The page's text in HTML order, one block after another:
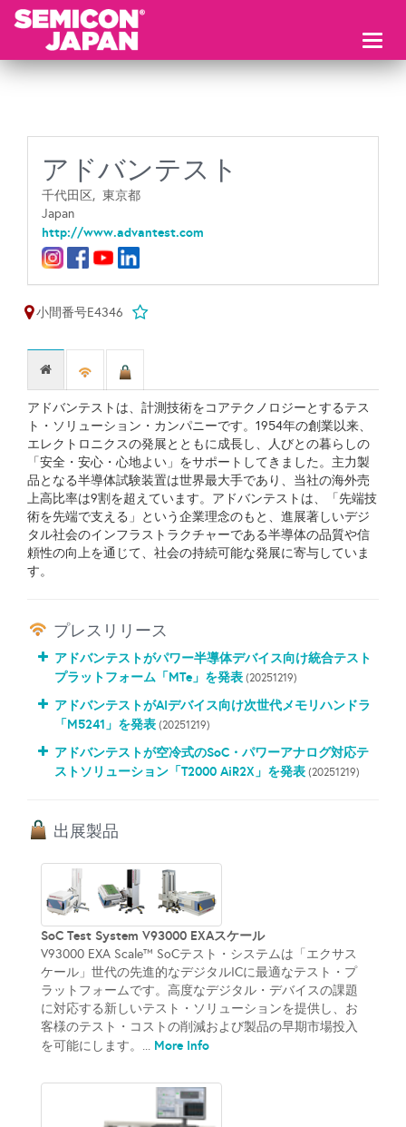
アドバンテスト
千代田区, 東京都
Japan
http://www.advantest.com
小間番号E4346
アドバンテストは、計測技術をコアテクノロジーとするテス
ト・ソリューション・カンパニーです。1954年の創業以来、
エレクトロニクスの発展とともに成長し、人びとの暮らしの
「安全・安心・心地よい」をサポートしてきました。主力製
品となる半導体試験装置は世界最大手であり、当社の海外売
上高比率は9割を超えています。アドバンテストは、「先端技
術を先端で支える」という企業理念のもと、進展著しいデジ
タル社会のインフラストラクチャーである半導体の品質や信
頼性の向上を通じて、社会の持続可能な発展に寄与していま
す。
プレスリリース
アドバンテストがパワー半導体デバイス向け統合テスト
プラットフォーム「MTe」を発表 (20251219)
アドバンテストがAIデバイス向け次世代メモリハンドラ
「M5241」を発表 (20251219)
アドバンテストが空冷式のSoC・パワーアナログ対応テ
ストソリューション「T2000 AiR2X」を発表 (20251219)
出展製品
SoC Test System V93000 EXAスケール
V93000 EXA Scale™ SoCテスト・システムは「エクサス
ケール」世代の先進的なデジタルICに最適なテスト・プ
ラットフォームです。高度なデジタル・デバイスの課題
に対応する新しいテスト・ソリューションを提供し、お
客様のテスト・コストの削減および製品の早期市場投入
を可能にします。... More Info